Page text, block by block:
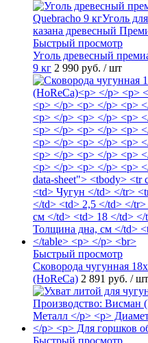
Быстрый просмотр
Уголь древесный
9 кг 2 990 руб. / шт
Быстрый просмотр
Сковорода чугунная
(HoReCa) 2 891 руб. / шт
Быстрый просмотр